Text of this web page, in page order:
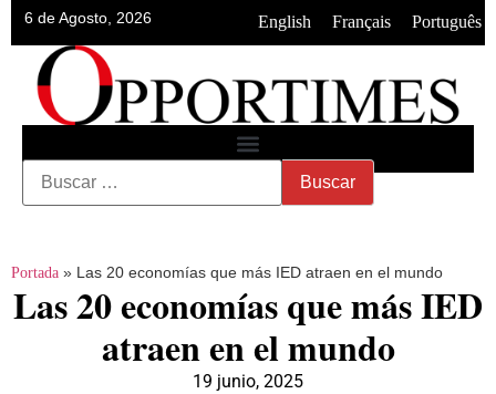
6 de Agosto, 2026 English Français Português
Portada » Las 20 economías que más IED atraen en el mundo
Las 20 economías que más IED
atraen en el mundo
19 junio, 2025